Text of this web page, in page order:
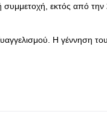
εκτός από
Η γέννηση